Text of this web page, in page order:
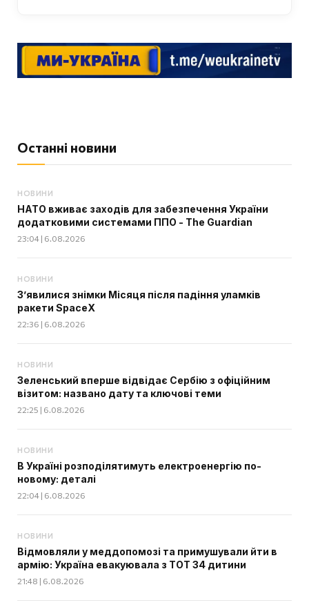
Останні новини
НОВИНИ
НАТО вживає заходів для забезпечення України
додатковими системами ППО - The Guardian
23:04 | 6.08.2026
НОВИНИ
З’явилися знімки Місяця після падіння уламків
ракети SpaceX
22:36 | 6.08.2026
НОВИНИ
Зеленський вперше відвідає Сербію з офіційним
візитом: названо дату та ключові теми
22:25 | 6.08.2026
НОВИНИ
В Україні розподілятимуть електроенергію по-
новому: деталі
22:04 | 6.08.2026
НОВИНИ
Відмовляли у меддопомозі та примушували йти в
армію: Україна евакуювала з ТОТ 34 дитини
21:48 | 6.08.2026